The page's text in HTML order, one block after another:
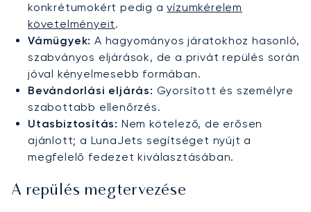
konkrétumokért pedig avízumkérelem
követelményeit.
Vámügyek: A hagyományos járatokhoz hasonló,
szabványos eljárások, de a privát repülés során
jóval kényelmesebb formában.
Bevándorlási eljárás: Gyorsított és személyre
szabottabb ellenőrzés.
Utasbiztosítás: Nem kötelező, de erősen
ajánlott; a LunaJets segítséget nyújt a
megfelelő fedezet kiválasztásában.
A repülés megtervezése